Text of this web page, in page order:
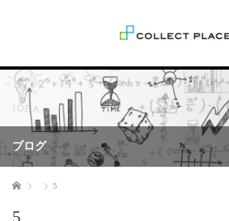
ブログ
ホーム 5
5